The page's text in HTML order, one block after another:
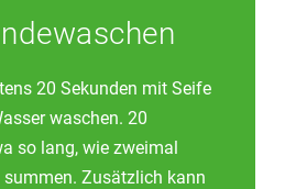
20 Sekunden mit Seife
waschen. 20
so lang, wie zweimal
Zusätzlich kann